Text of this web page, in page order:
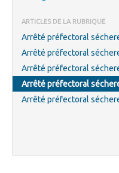
ARTICLES DE LA RUBRIQUE
Arrêté préfectoral
Arrêté préfectoral
Arrêté préfectoral
Arrêté préfectoral
Arrêté préfectoral